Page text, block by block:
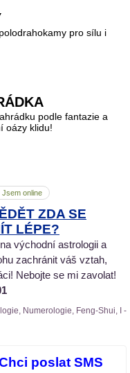
pro sílu i
podle fantazie a
oázy klidu!
Jsem online
ZDA SE
LÉPE?
východní astrologii a
zachránit váš vztah,
Nebojte se mi zavolat!
Numerologie, Feng-Shui, I -
poslat SMS